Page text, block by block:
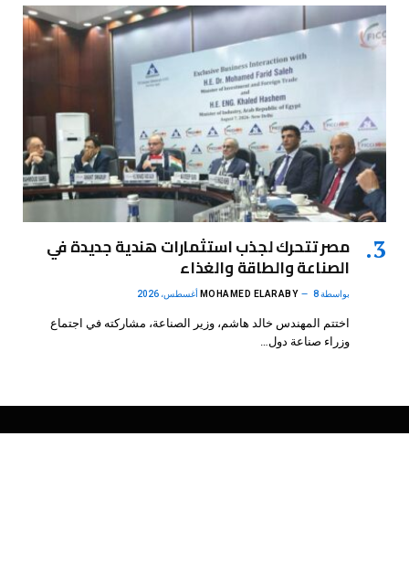
مصر تتحرك لجذب استثمارات هندية جديدة في
الصناعة والطاقة والغذاء
بواسطة MOHAMED ELARABY 8 أغسطس، 2026
اختتم المهندس خالد هاشم، وزير الصناعة، مشاركته في اجتماع
وزراء صناعة دول…